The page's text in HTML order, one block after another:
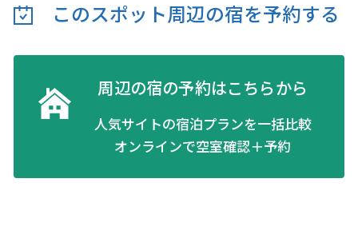
このスポット周辺の宿を予約する
周辺の宿の予約はこちらから
人気サイトの宿泊プランを一括比較
オンラインで空室確認＋予約